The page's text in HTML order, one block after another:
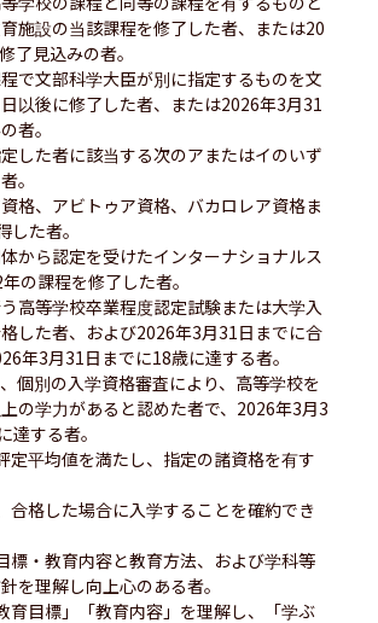
施設の当該課程を修了した者、または20
了見込みの者。
で文部科学大臣が別に指定するものを文
以後に修了した者、または2026年3月31
者。
した者に該当する次のアまたはイのいず
。
格、アビトゥア資格、バカロレア資格ま
した者。
から認定を受けたインターナショナルス
の課程を修了した者。
高等学校卒業程度認定試験または大学入
した者、および2026年3月31日までに合
年3月31日までに18歳に達する者。
個別の入学資格審査により、高等学校を
の学力があると認めた者で、2026年3月3
達する者。
定平均値を満たし、指定の諸資格を有す
合格した場合に入学することを確約でき
標・教育内容と教育方法、および学科等
を理解し向上心のある者。
育目標」「教育内容」を理解し、「学ぶ